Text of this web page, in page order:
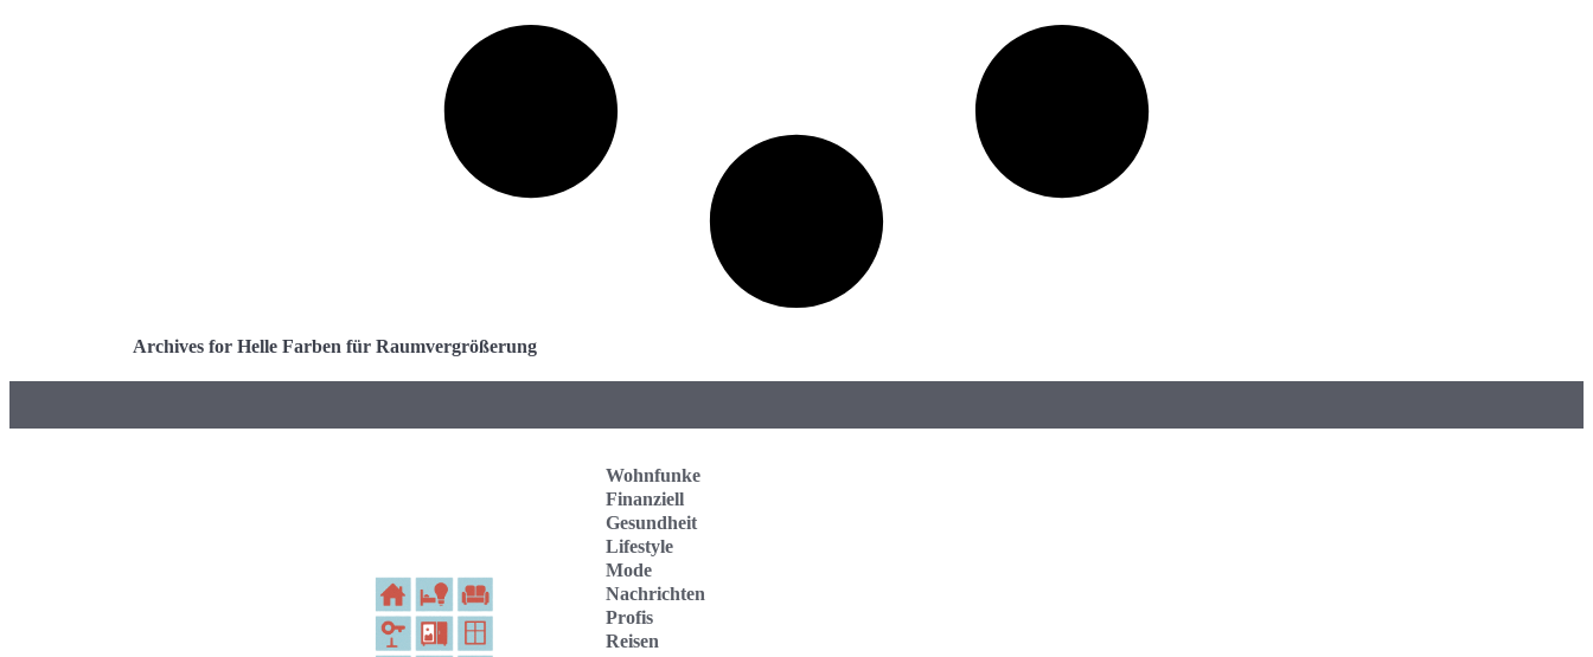
Archives for Helle Farben für Raumvergrößerung
Wohnfunke
Finanziell
Gesundheit
Lifestyle
Mode
Nachrichten
Profis
Reisen